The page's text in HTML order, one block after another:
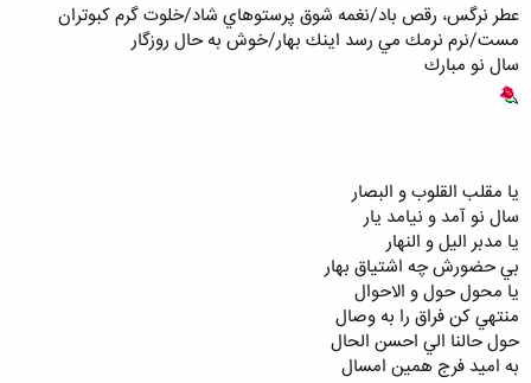
عطر نرگس، رقص باد/نغمه شوق پرستوهاي شاد/خلوت گرم كبوتران
مست/نرم نرمك مي رسد اينك بهار/خوش به حال روزگار
سال نو مبارك
يا مقلب القلوب و البصار
سال نو آمد و نيامد يار
يا مدبر اليل و النهار
بي حضورش چه اشتياق بهار
يا محول حول و الاحوال
منتهي كن فراق را به وصال
حول حالنا الي احسن الحال
به اميد فرج همين امسال